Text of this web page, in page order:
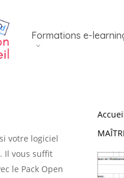
Formations e-
votre logiciel
Il vous suffit
le Pack Open